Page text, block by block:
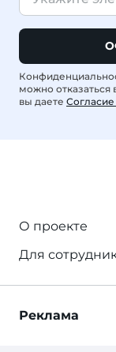
можно
вы даете
О проекте
Для
Реклама